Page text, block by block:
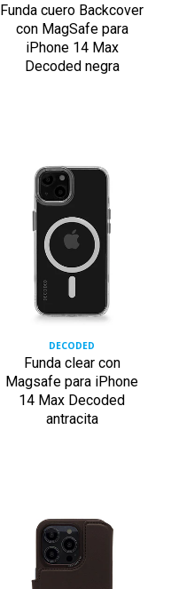
Funda cuero Backcover
con MagSafe para
iPhone 14 Max
Decoded negra
DECODED
Funda clear con
Magsafe para iPhone
14 Max Decoded
antracita